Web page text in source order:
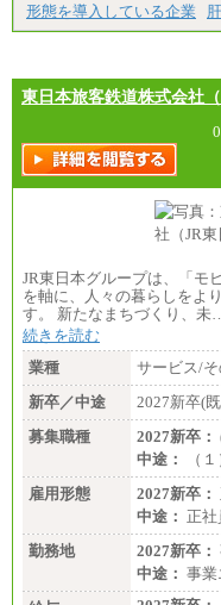
エリアサ
■（株）
訪日事業
給
※詳細は
■(株)JTBビ
総合職 月
エリア総
■(株)JTB
総合職 月
■I&Jデジタ
総合職 月
※詳細は
＜有期社員
■(株)JTBビ
有期契約
※詳細は
■(株)JTBパ
総合職 月
中途：
①月給
②月給
形態を導入している企業
東日本旅客鉄道株式会社（
JR東日本グループは、「モ
を軸に、人々の暮らしをよ
す。 新たなまちづくり、未
続きを読む
業種
サービス/
新卒／中途
2027新卒(
募集職種
2027新卒：
中途：
（
雇用形態
2027新卒：
中途： 正社
勤務地
2027新卒：
中途： 事